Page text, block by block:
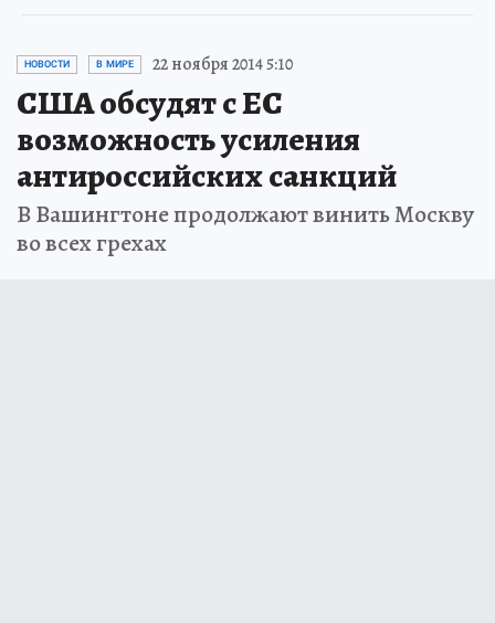
НОВОСТИ В МИРЕ 22 ноября 2014 5:10
США обсудят с ЕС
возможность усиления
антироссийских санкций
В Вашингтоне продолжают винить Москву
во всех грехах